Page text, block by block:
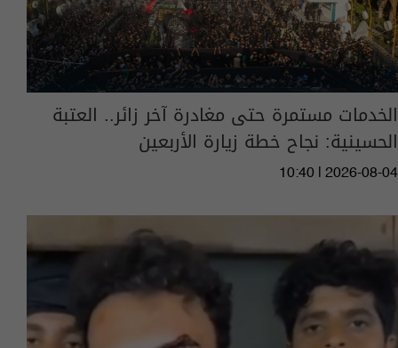
الخدمات مستمرة حتى مغادرة آخر زائر.. العتبة
الحسينية: نجاح خطة زيارة الأربعين
10:40 | 2026-08-04